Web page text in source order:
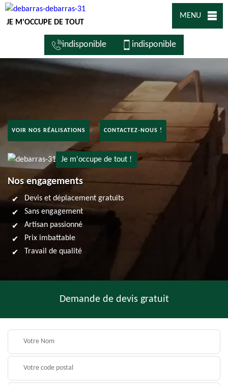
JE M'OCCUPE DE TOUT
MENU
indisponible indisponible
VOIR NOS RÉALISATIONS CONTACTEZ-NOUS !
Je m'occupe de tout !
Nos engagements
Devis et déplacement gratuits
Sans engagement
Artisan passionné
Prix imbattable
Travail de qualité
Demande de devis gratuit